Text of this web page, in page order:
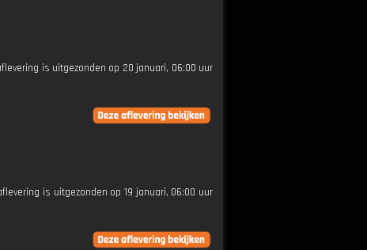
is uitgezonden op 20 januari, 06:00 uur
is uitgezonden op 19 januari, 06:00 uur